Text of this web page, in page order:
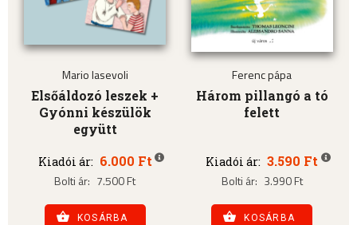
Mario Iasevoli
Elsőáldozó leszek +
Gyónni készülök
együtt
Kiadói ár: 6.000 Ft
Bolti ár: 7.500 Ft
KOSÁRBA
Ferenc pápa
Három pillangó a tó
felett
Kiadói ár: 3.590 Ft
Bolti ár: 3.990 Ft
KOSÁRBA